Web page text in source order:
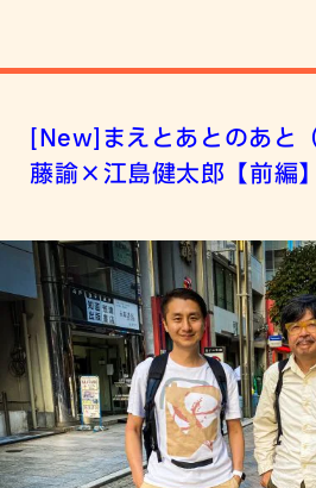
[New]まえとあとのあと
藤諭×江島健太郎【前編】